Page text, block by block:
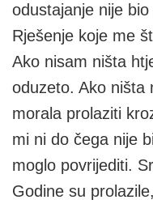
odustajanje nije
Rješenje koje me
Ako nisam ništa
oduzeto. Ako ništa
morala prolaziti
mi ni do čega nije
moglo povrijediti.
Godine su